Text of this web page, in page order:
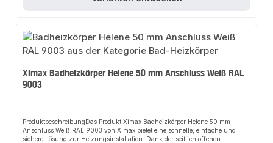
Ximax Badheizkörper Helene 50 mm Anschluss Weiß RAL
9003
ProduktbeschreibungDas Produkt Ximax Badheizkörper Helene 50 mm
Anschluss Weiß RAL 9003 von Ximax bietet eine schnelle, einfache und
sichere Lösung zur Heizungsinstallation. Dank der seitlich offenen